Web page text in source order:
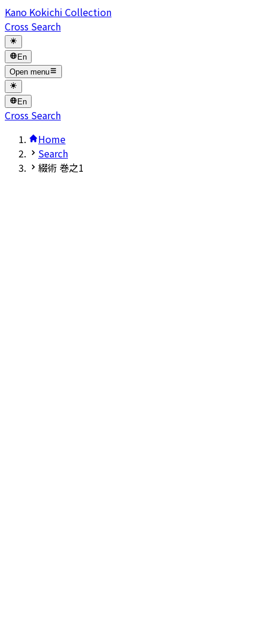
Kano Kokichi Collection
Cross Search
En
Open menu
En
Cross Search
Home
Search
綴術 巻之1